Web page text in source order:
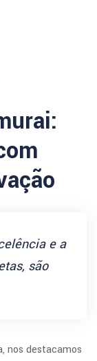
e a
são
nos destacamos